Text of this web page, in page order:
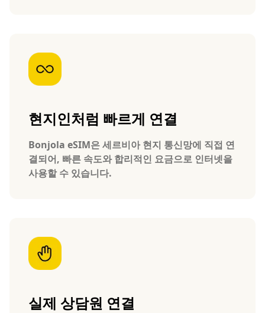
현지인처럼 빠르게 연결
Bonjola eSIM은 세르비아 현지 통신망에 직접 연
결되어, 빠른 속도와 합리적인 요금으로 인터넷을
사용할 수 있습니다.
실제 상담원 연결